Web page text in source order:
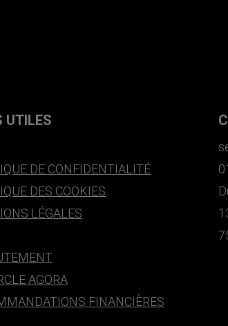
UTILES
DE CONFIDENTIALITÉ
DES COOKIES
LÉGALES
AGORA
FINANCIÈRES